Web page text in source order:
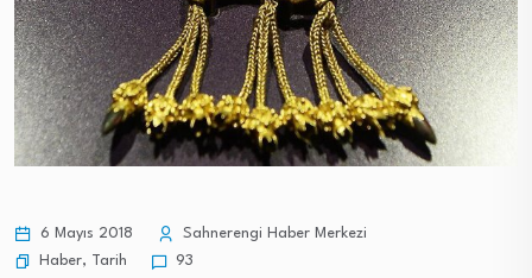
6 Mayıs 2018
Sahnerengi Haber Merkezi
Haber, Tarih 93